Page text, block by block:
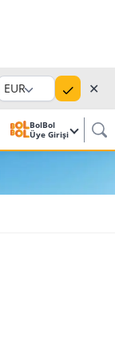
EUR ✕
BolBol
Üye Girişi